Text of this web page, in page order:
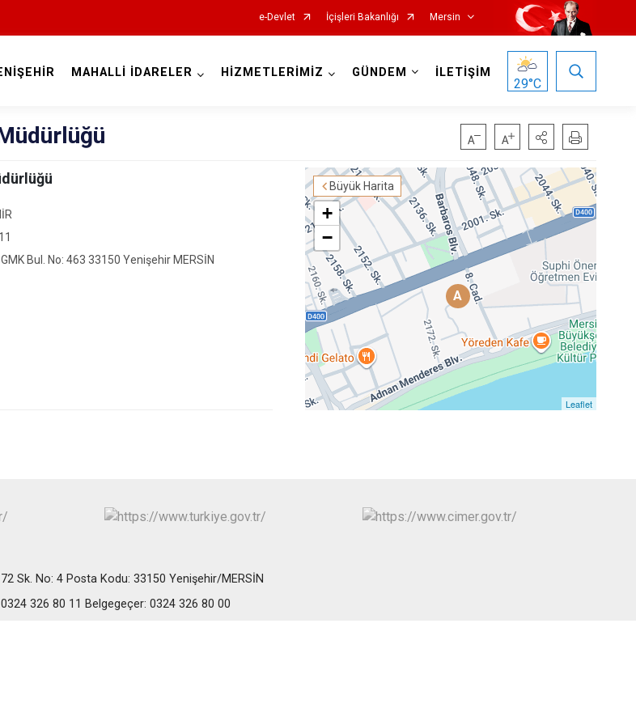
e-Devlet İçişleri Bakanlığı Mersin
Anamur
Silifke
Tarsus
Akdeniz
Mezitli
Toroslar
Yenişehir
MAHALLİ İDARELER HİZMETLERİMİZ GÜNDEM İLETİŞİM
29°C
Büyük Harita
A
+
−
Leaflet
Bul. No: 463 33150 Yenişehir MERSİN
Sk. No: 4 Posta Kodu: 33150 Yenişehir/MERSİN
326 80 11 Belgegeçer: 0324 326 80 00